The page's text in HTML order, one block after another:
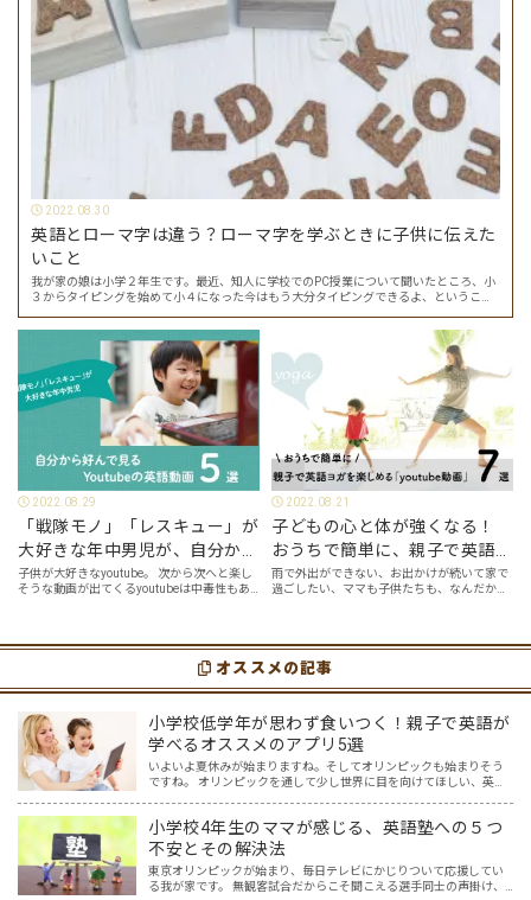
2022.08.30
英語とローマ字は違う？ローマ字を学ぶときに子供に伝えた
いこと
我が家の娘は小学２年生です。最近、知人に学校でのPC授業について聞いたところ、小
３からタイピングを始めて小４になった今はもう大分タイピングできるよ、ということ
で…
2022.08.29
「戦隊モノ」「レスキュー」が
大好きな年中男児が、自分から
好んで見るyoutube英語動画５
選
子供が大好きなyoutube。 次から次へと楽し
そうな動画が出てくるyoutubeは中毒性もあ
youtubeやゲーム、アプリだ…
2022.08.21
子どもの心と体が強くなる！
おうちで簡単に、親子で英語ヨ
ガを楽しめる「youtube動画」
７選
雨で外出ができない、お出かけが続いて家で
過ごしたい、ママも子供たちも、なんだか疲
スメの「youtube動画」を紹介します…
オススメの記事
小学校低学年が思わず食いつく！親子で英語が
学べるオススメのアプリ5選
いよいよ夏休みが始まりますね。そしてオリンピックも始まりそう
ですね。 オリンピックを通して少し世界に目を向けてほしい、英語
小学校4年生のママが感じる、英語塾への５つ
不安とその解決法
東京オリンピックが始まり、毎日テレビにかじりついて応援してい
る我が家です。 無観客試合だからこそ聞こえる選手同士の声掛け、